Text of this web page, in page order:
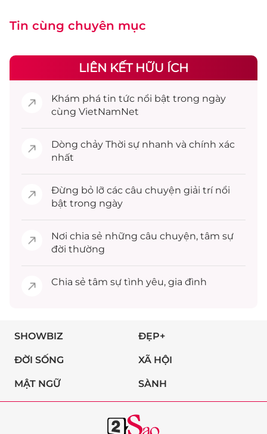
Tin cùng chuyên mục
LIÊN KẾT HỮU ÍCH
Khám phá tin tức nổi bật trong ngày
cùng VietNamNet
Dòng chảy Thời sự nhanh và chính xác
nhất
Đừng bỏ lỡ các câu chuyện giải trínổi
bật trong ngày
Nơi chia sẻ những câu chuyện, tâm sự
đời thường
Chia sẻ tâm sự tình yêu, gia đình
SHOWBIZ ĐẸP+
ĐỜI SỐNG XÃ HỘI
MẬT NGỮ SÀNH